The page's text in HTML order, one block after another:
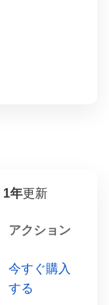
1年更新
アクション
今すぐ購入
する